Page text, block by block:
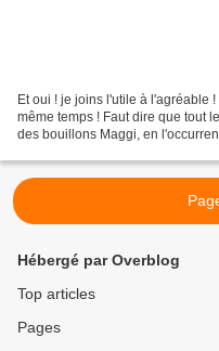
Et oui ! je joins l'utile à l'agréable
même temps ! Faut dire que tout
des bouillons Maggi, en
Hébergé par Overblog
Top articles
Pages